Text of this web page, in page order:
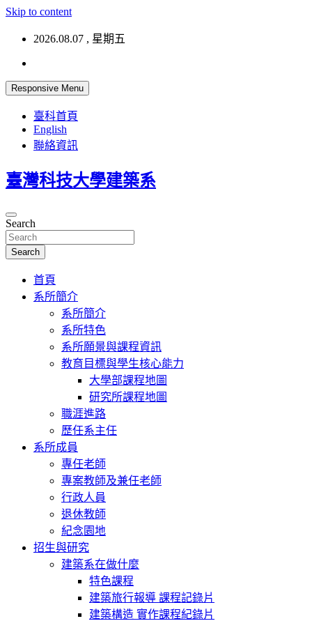
Skip to content
2026.08.07 , 星期五
Responsive Menu
臺科首頁
English
聯絡資訊
臺灣科技大學建築系
Search
Search
首頁
系所簡介
系所簡介
系所特色
系所願景與課程資訊
教育目標與學生核心能力
大學部課程地圖
研究所課程地圖
職涯進路
歷任系主任
系所成員
專任老師
專案教師及兼任老師
行政人員
退休教師
紀念園地
招生與研究
建築系在做什麼
特色課程
建築旅行報導 課程記錄片
建築構造 實作課程紀錄片